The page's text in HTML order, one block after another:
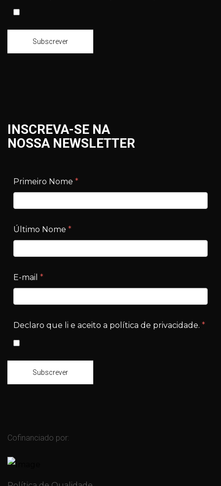
Subscrever
INSCREVA-SE NA
NOSSA NEWSLETTER
Primeiro Nome *
Último Nome *
E-mail *
Declaro que li e aceito a política de privacidade. *
Subscrever
Cofinanciado por: